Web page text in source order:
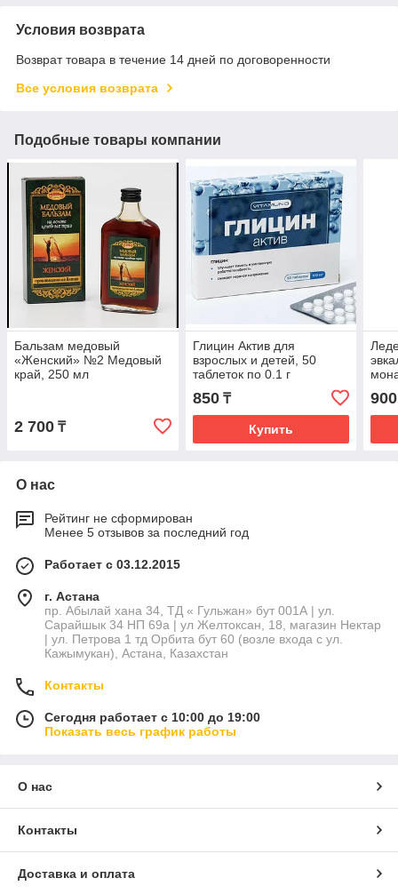
Условия возврата
Возврат товара в течение 14 дней по договоренности
Все условия возврата
Подобные товары компании
Бальзам медовый
«Женский» №2 Медовый
край, 250 мл
2 700 ₸
Глицин Актив для
взрослых и детей, 50
таблеток по 0.1 г
850₸
Купить
900
О нас
Рейтинг не сформирован
Менее 5 отзывов за последний год
Работает с 03.12.2015
г. Астана
пр. Абылай хана 34, ТД « Гульжан» бут 001А | ул.
Сарайшык 34 НП 69а | ул Желтоксан, 18, магазин Нектар
| ул. Петрова 1 тд Орбита бут 60 (возле входа с ул.
Кажымукан), Астана, Казахстан
Контакты
Сегодня работает с 10:00 до 19:00
Показать весь график работы
О нас
Контакты
Доставка и оплата